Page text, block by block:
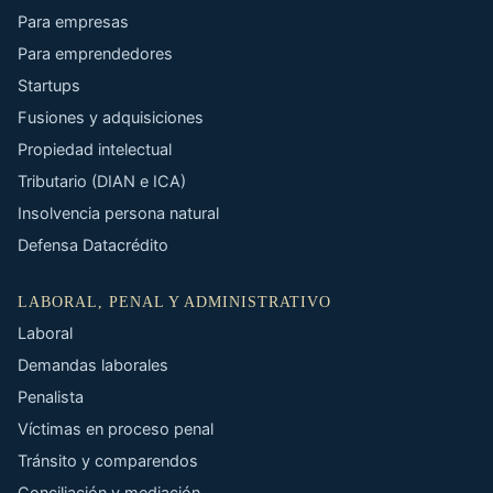
Para empresas
Para emprendedores
Startups
Fusiones y adquisiciones
Propiedad intelectual
Tributario (DIAN e ICA)
Insolvencia persona natural
Defensa Datacrédito
LABORAL, PENAL Y ADMINISTRATIVO
Laboral
Demandas laborales
Penalista
Víctimas en proceso penal
Tránsito y comparendos